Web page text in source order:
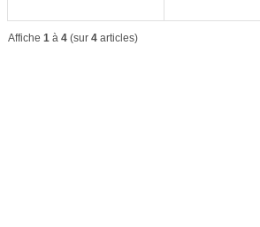
Affiche 1 à 4 (sur 4 articles)